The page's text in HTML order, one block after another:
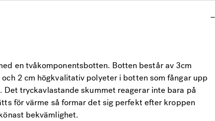
en tvåkomponentsbotten. Botten består av 3cm
2 cm högkvalitativ polyeter i botten som fångar upp
tryckavlastande skummet reagerar inte bara på
för värme så formar det sig perfekt efter kroppen
bekvämlighet.